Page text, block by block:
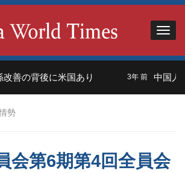
の背後に米国あり 3年 前 中国人観
勢
会第6期第4回全員会